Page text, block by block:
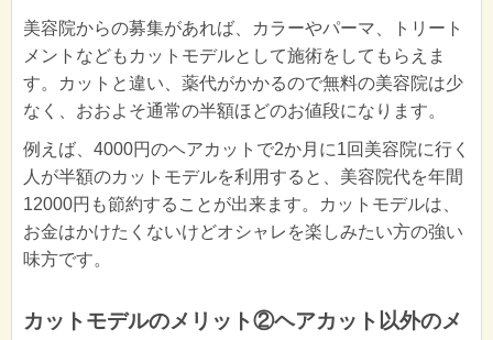
美容院からの募集があれば、カラーやパーマ、トリート
メントなどもカットモデルとして施術をしてもらえま
す。カットと違い、薬代がかかるので無料の美容院は少
なく、おおよそ通常の半額ほどのお値段になります。
例えば、4000円のヘアカットで2か月に1回美容院に行く
人が半額のカットモデルを利用すると、美容院代を年間
12000円も節約することが出来ます。カットモデルは、
お金はかけたくないけどオシャレを楽しみたい方の強い
味方です。
カットモデルのメリット②ヘアカット以外のメ